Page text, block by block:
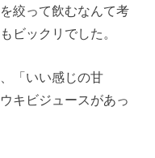
絞って飲むなんて考
ビックリでした。
「いい感じの甘
キビジュースがあっ